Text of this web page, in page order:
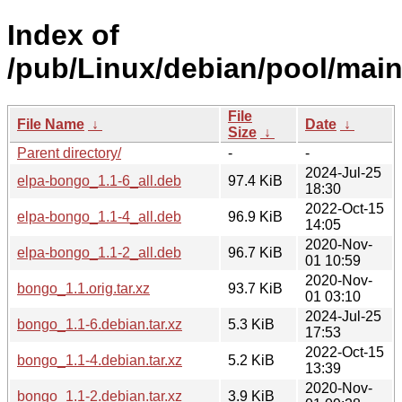
Index of
/pub/Linux/debian/pool/
File Name ↓
File
Size ↓
Date ↓
Parent directory/
-
-
elpa-bongo_1.1-6_all.deb
97.4 KiB
2024-Jul-25
18:30
elpa-bongo_1.1-4_all.deb
96.9 KiB
2022-Oct-15
14:05
elpa-bongo_1.1-2_all.deb
96.7 KiB
2020-Nov-
01 10:59
bongo_1.1.orig.tar.xz
93.7 KiB
2020-Nov-
01 03:10
bongo_1.1-6.debian.tar.xz
5.3 KiB
2024-Jul-25
17:53
bongo_1.1-4.debian.tar.xz
5.2 KiB
2022-Oct-15
13:39
bongo_1.1-2.debian.tar.xz
3.9 KiB
2020-Nov-